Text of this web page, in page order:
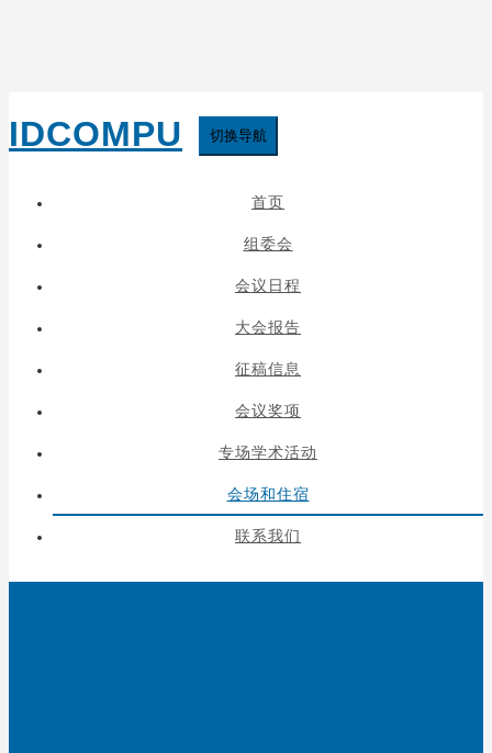
IDCOMPU 切换导航
首页
组委会
会议日程
大会报告
征稿信息
会议奖项
专场学术活动
会场和住宿
联系我们